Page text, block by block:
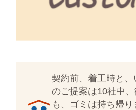
契約前、着工時と
のご提案は10社中
も、ゴミは持ち帰